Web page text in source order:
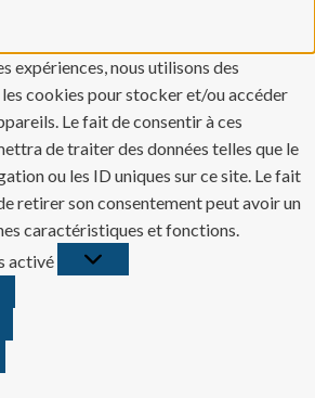
expériences, nous utilisons des
cookies pour stocker et/ou accéder
Le fait de consentir à ces
de traiter des données telles que le
ou les ID uniques sur ce site. Le fait
retirer son consentement peut avoir un
caractéristiques et fonctions.
activé